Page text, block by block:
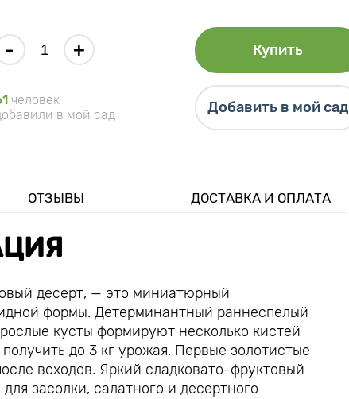
- + Купить
человек
в мой сад
Добавить в мой сад
ОТЗЫВЫ ДОСТАВКА И ОПЛАТА
десерт, — это миниатюрный
формы. Детерминантный раннеспелый
кусты формируют несколько кистей
до 3 кг урожая. Первые золотистые
всходов. Яркий сладковато-фруктовый
засолки, салатного и десертного